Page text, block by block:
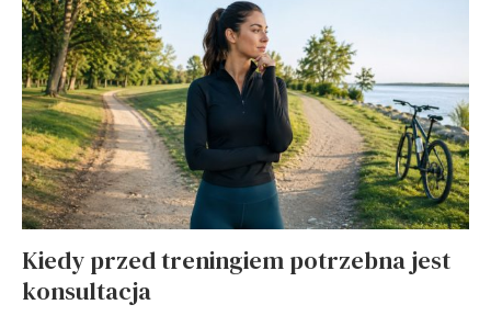
Kiedy przed treningiem potrzebna jest
konsultacja